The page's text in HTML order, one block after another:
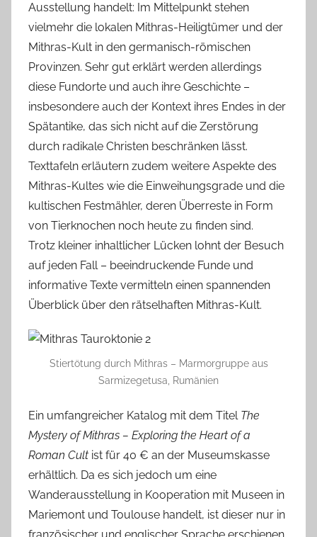
Ausstellung handelt: Im Mittelpunkt stehen
vielmehr die lokalen Mithras-Heiligtümer und der
Mithras-Kult in den germanisch-römischen
Provinzen. Sehr gut erklärt werden allerdings
diese Fundorte und auch ihre Geschichte –
insbesondere auch der Kontext ihres Endes in der
Spätantike, das sich nicht auf die Zerstörung
durch radikale Christen beschränken lässt.
Texttafeln erläutern zudem weitere Aspekte des
Mithras-Kultes wie die Einweihungsgrade und die
kultischen Festmähler, deren Überreste in Form
von Tierknochen noch heute zu finden sind.
Trotz kleiner inhaltlicher Lücken lohnt der Besuch
auf jeden Fall – beeindruckende Funde und
informative Texte vermitteln einen spannenden
Überblick über den rätselhaften Mithras-Kult.
Stiertötung durch Mithras – Marmorgruppe aus
Sarmizegetusa, Rumänien
Ein umfangreicher Katalog mit dem Titel The
Mystery of Mithras – Exploring the Heart of a
Roman Cult ist für 40 € an der Museumskasse
erhältlich. Da es sich jedoch um eine
Wanderausstellung in Kooperation mit Museen in
Mariemont und Toulouse handelt, ist dieser nur in